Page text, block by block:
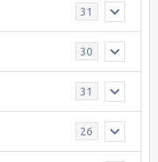
31
30
31
26